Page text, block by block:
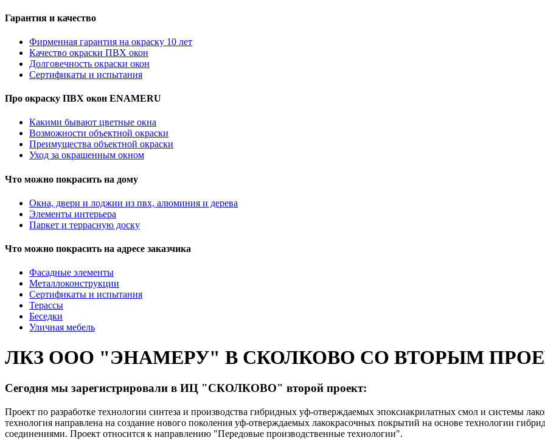
Гарантия и качество
Фирменная гарантия на окраску 10 лет
Качество окраски ПВХ окон
Долговечность окраски окон
Сертификаты и испытания
Про окраску ПВХ окон ENAMERU
Какими бывают цветные окна
Возможности объектной окраски
Преимущества объектной окраски
Уход за окрашенным окном
Что можно покрасить на дому
Окна, двери и лоджии из пвх, алюминия и дерева
Элементы интерьера
Паркет и террасную доску
Что можно покрасить на адресе заказчика
Фасадные элементы
Металлоконструкции
Сертификаты и испытания
Терассы
Беседки
Уличная мебель
ЛКЗ ООО "ЭНАМЕРУ" В СКОЛКОВО СО ВТОРЫМ
Сегодня мы зарегистрировали в ИЦ "СКОЛКОВО" второй проект:
Проект по разработке технологии синтеза и производства гибридных уф-отверждаемых эпоксиакрилатных смол и системы
технология направлена на создание нового поколения уф-отверждаемых лакокрасочных покрытий на основе технологии
соединениями. Проект относится к направлению "Передовые производственные технологии".